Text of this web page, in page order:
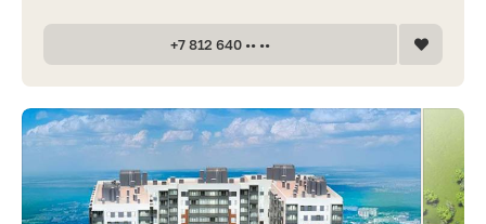
+7 812 640 •• ••